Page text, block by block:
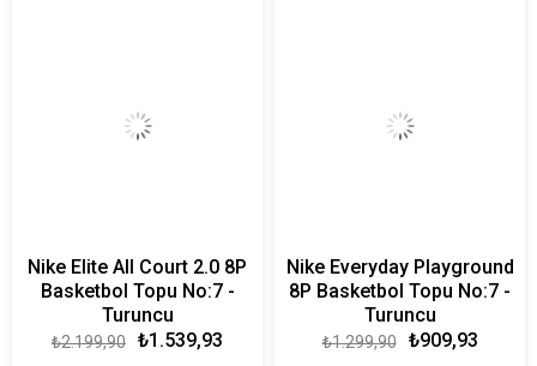
Nike Elite All Court 2.0 8P
Basketbol Topu No:7 -
Turuncu
₺1.539,93
₺2.199,90
Nike Everyday Playground
8P Basketbol Topu No:7 -
Turuncu
₺909,93
₺1.299,90